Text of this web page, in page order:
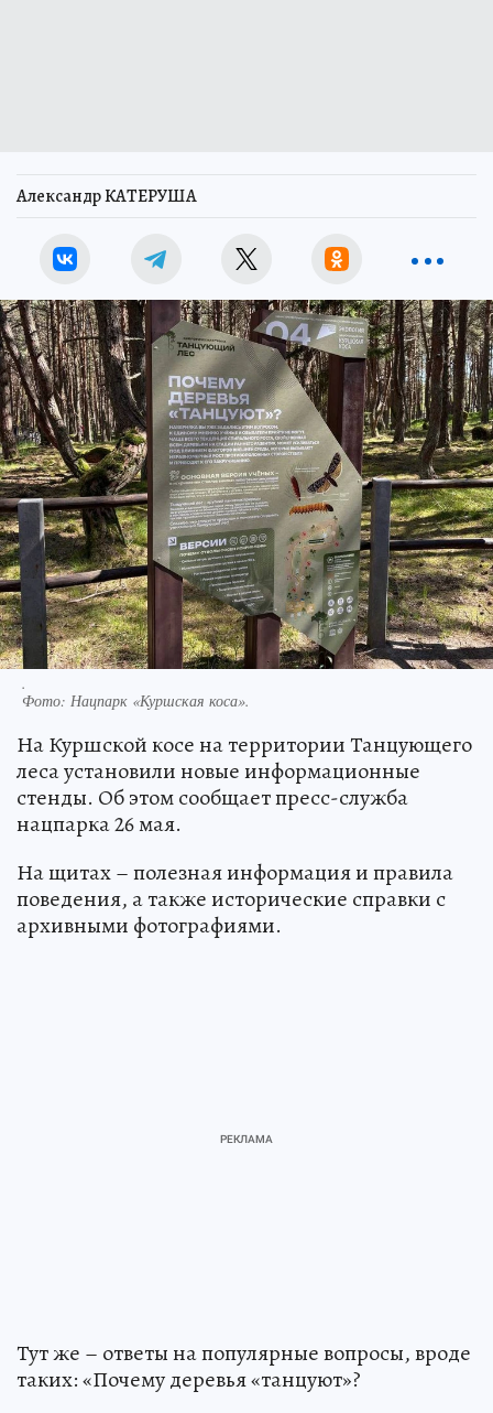
Александр КАТЕРУША
.
Фото: Нацпарк «Куршская коса».
На Куршской косе на территории Танцующего
леса установили новые информационные
стенды. Об этом сообщает пресс-служба
нацпарка 26 мая.
На щитах – полезная информация и правила
поведения, а также исторические справки с
архивными фотографиями.
Тут же – ответы на популярные вопросы, вроде
таких: «Почему деревья «танцуют»?